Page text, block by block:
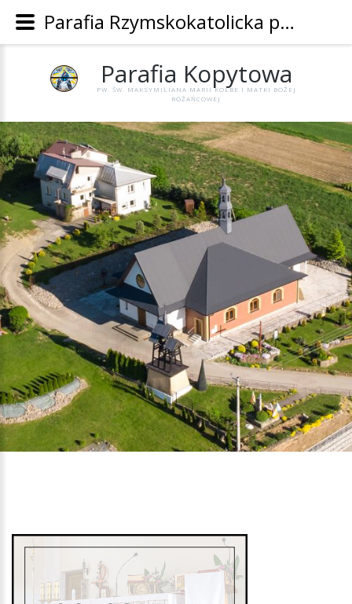
Parafia Kopytowa
PW. ŚW. MAKSYMILIANA MARII KOLBE I MATKI BOŻEJ
RÓŻAŃCOWEJ
Parafia Rzymskokatolicka pw. Św. Maksymiliana Marii Kolbe i Matki Bożej Różańcowej w Kopytowej - Parafia Kopytowa